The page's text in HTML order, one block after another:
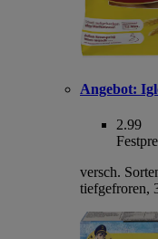
Angebot:
2.99
versch.
tiefgefroren,